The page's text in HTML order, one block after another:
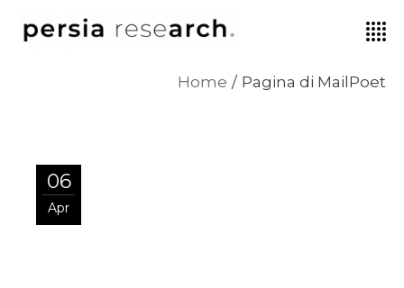
Home Pagina di MailPoet
06
Apr